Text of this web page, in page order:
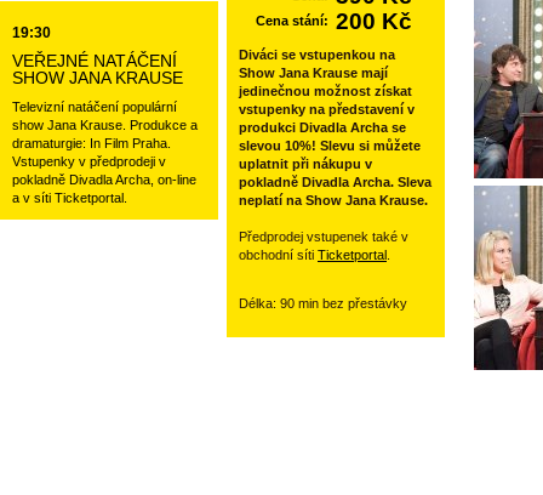
19:30
VEŘEJNÉ NATÁČENÍ
SHOW JANA KRAUSE
Televizní natáčení populární
show Jana Krause. Produkce a
dramaturgie: In Film Praha.
Vstupenky v předprodeji v
pokladně Divadla Archa, on-line
a v síti Ticketportal.
Cena stání: 200 Kč
Diváci se vstupenkou na
Show Jana Krause mají
jedinečnou možnost získat
vstupenky na představení v
produkci Divadla Archa se
slevou 10%! Slevu si můžete
uplatnit při nákupu v
pokladně Divadla Archa. Sleva
neplatí na Show Jana Krause.
Předprodej vstupenek také v
obchodní síti Ticketportal
Délka: 90 min bez přestávky